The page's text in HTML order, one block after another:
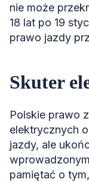
nie może
18 lat po 19
prawo jazdy
Skuter
Polskie prawo
elektrycznych
jazdy, ale
pamiętać o